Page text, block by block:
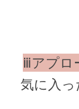
ⅲアプロ
気に入